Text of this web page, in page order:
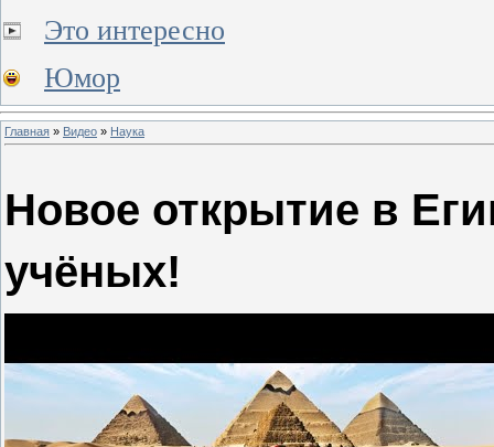
Это интересно
Юмор
Главная » Видео » Наука
Новое открытие в
учёных!